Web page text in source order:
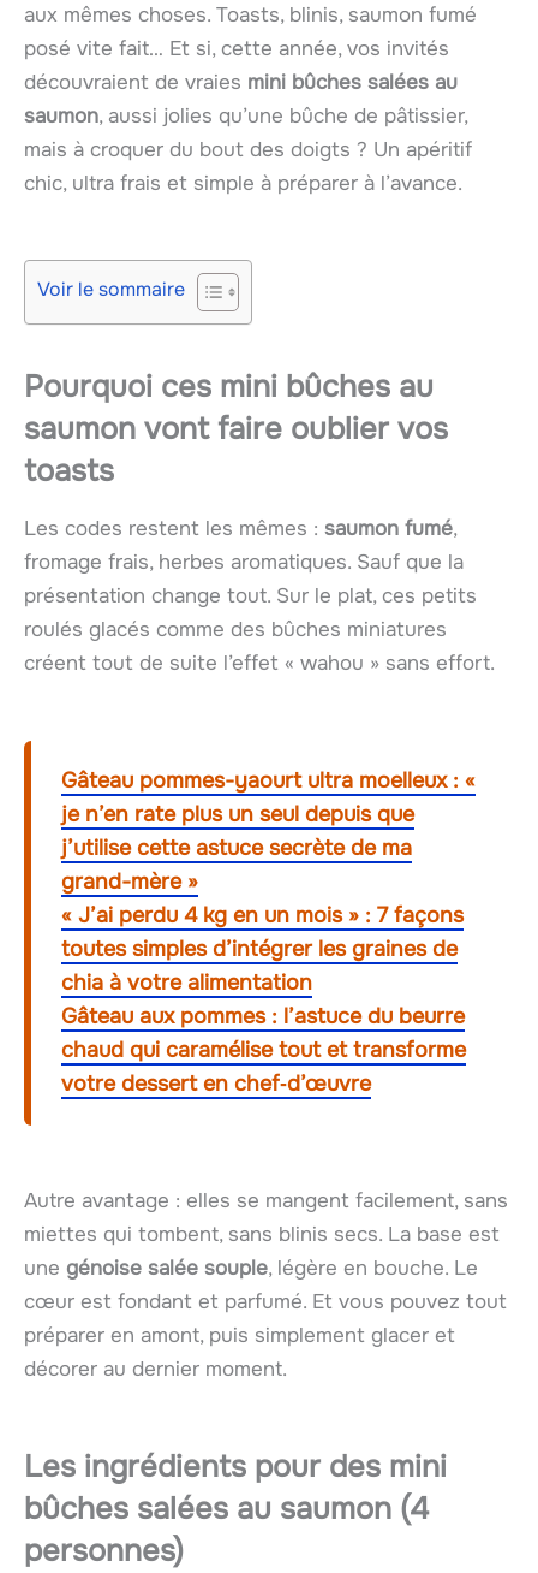
aux mêmes choses. Toasts, blinis, saumon fumé
posé vite fait… Et si, cette année, vos invités
découvraient de vraies mini bûches salées au
saumon, aussi jolies qu’une bûche de pâtissier,
mais à croquer du bout des doigts ? Un apéritif
chic, ultra frais et simple à préparer à l’avance.
Voir le sommaire
Pourquoi ces mini bûches au
saumon vont faire oublier vos
toasts
Les codes restent les mêmes : saumon fumé,
fromage frais, herbes aromatiques. Sauf que la
présentation change tout. Sur le plat, ces petits
roulés glacés comme des bûches miniatures
créent tout de suite l’effet « wahou » sans effort.
Gâteau pommes-yaourt ultra moelleux : «
je n’en rate plus un seul depuis que
j’utilise cette astuce secrète de ma
grand-mère »
« J’ai perdu 4 kg en un mois » : 7 façons
toutes simples d’intégrer les graines de
chia à votre alimentation
Gâteau aux pommes : l’astuce du beurre
chaud qui caramélise tout et transforme
votre dessert en chef‑d’œuvre
Autre avantage : elles se mangent facilement, sans
miettes qui tombent, sans blinis secs. La base est
une génoise salée souple, légère en bouche. Le
cœur est fondant et parfumé. Et vous pouvez tout
préparer en amont, puis simplement glacer et
décorer au dernier moment.
Les ingrédients pour des mini
bûches salées au saumon (4
personnes)